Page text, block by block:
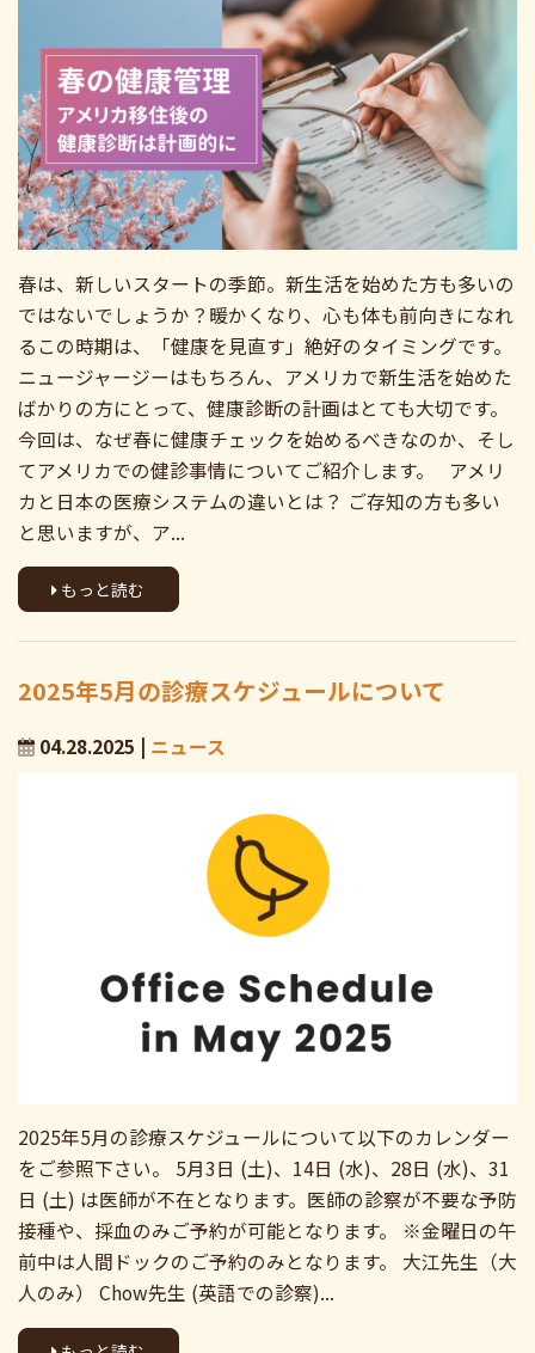
春は、新しいスタートの季節。新生活を始めた方も多いの
ではないでしょうか？暖かくなり、心も体も前向きになれ
るこの時期は、「健康を見直す」絶好のタイミングです。
ニュージャージーはもちろん、アメリカで新生活を始めた
ばかりの方にとって、健康診断の計画はとても大切です。
今回は、なぜ春に健康チェックを始めるべきなのか、そし
てアメリカでの健診事情についてご紹介します。 アメリ
カと日本の医療システムの違いとは？ ご存知の方も多い
と思いますが、ア...
もっと読む
2025年5月の診療スケジュールについて
04.28.2025 | ニュース
2025年5月の診療スケジュールについて以下のカレンダー
をご参照下さい。 5月3日 (土)、14日 (水)、28日 (水)、31
日 (土) は医師が不在となります。医師の診察が不要な予防
接種や、採血のみご予約が可能となります。 ※金曜日の午
前中は人間ドックのご予約のみとなります。 大江先生（大
人のみ） Chow先生 (英語での診察)...